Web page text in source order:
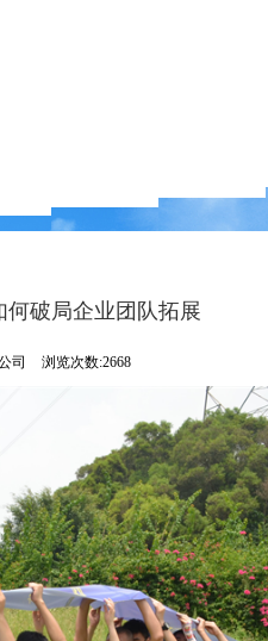
破局企业团队拓展
司 浏览次数:2668